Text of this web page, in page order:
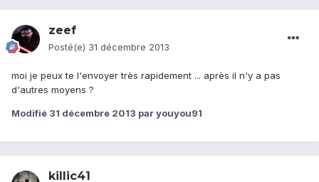
zeef
Posté(e) 31 décembre 2013
moi je peux te l'envoyer très rapidement ... après il n'y a pas
d'autres moyens ?
Modifié 31 décembre 2013 par youyou91
killic41